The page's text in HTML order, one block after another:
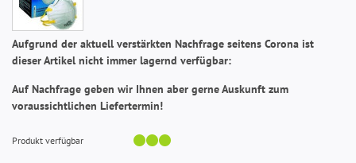
Aufgrund der aktuell verstärkten Nachfrage seitens Corona ist
dieser Artikel nicht immer lagernd verfügbar:
Auf Nachfrage geben wir Ihnen aber gerne Auskunft zum
voraussichtlichen Liefertermin!
Produkt verfügbar